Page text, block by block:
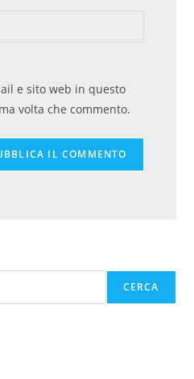
e sito web in questo
volta che commento.
CERCA